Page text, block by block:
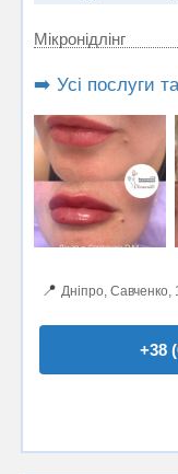
Мікронідлінг
➡️ Усі послуги
📍 Дніпро,
+38